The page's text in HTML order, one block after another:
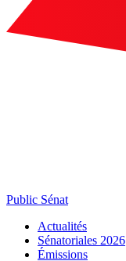
Public Sénat
Actualités
Sénatoriales 2026
Émissions